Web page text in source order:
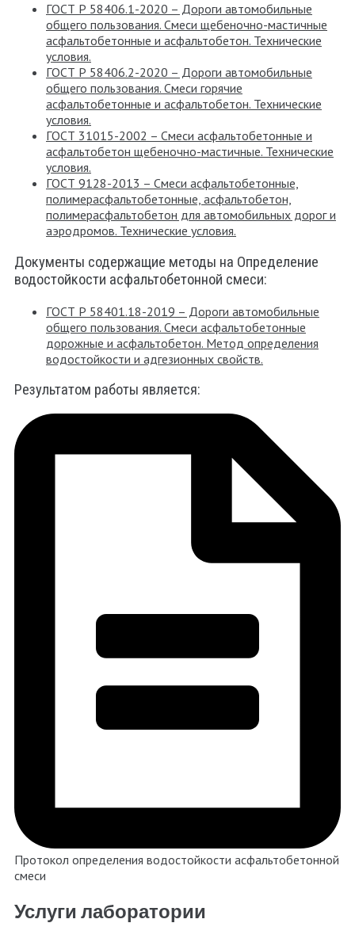
ГОСТ Р 58406.1-2020 – Дороги автомобильные
общего пользования. Смеси щебеночно-мастичные
асфальтобетонные и асфальтобетон. Технические
условия.
ГОСТ Р 58406.2-2020 – Дороги автомобильные
общего пользования. Смеси горячие
асфальтобетонные и асфальтобетон. Технические
условия.
ГОСТ 31015-2002 – Смеси асфальтобетонные и
асфальтобетон щебеночно-мастичные. Технические
условия.
ГОСТ 9128-2013 – Смеси асфальтобетонные,
полимерасфальтобетонные, асфальтобетон,
полимерасфальтобетон для автомобильных дорог и
аэродромов. Технические условия.
Документы содержащие методы на Определение
водостойкости асфальтобетонной смеси:
ГОСТ Р 58401.18-2019 – Дороги автомобильные
общего пользования. Смеси асфальтобетонные
дорожные и асфальтобетон. Метод определения
водостойкости и адгезионных свойств.
Результатом работы является:
Протокол определения водостойкости асфальтобетонной
смеси
Услуги лаборатории